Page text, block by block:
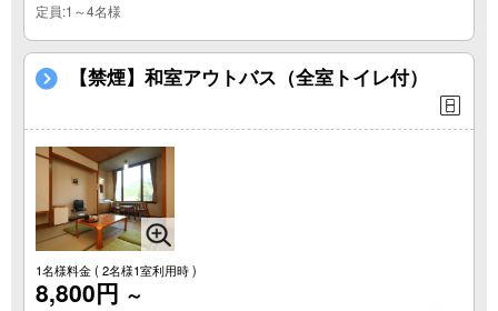
定員:1～4名様
【禁煙】和室アウトバス（全室トイレ付）
1名様料金( 2名様1室利用時 )
8,800円 ～